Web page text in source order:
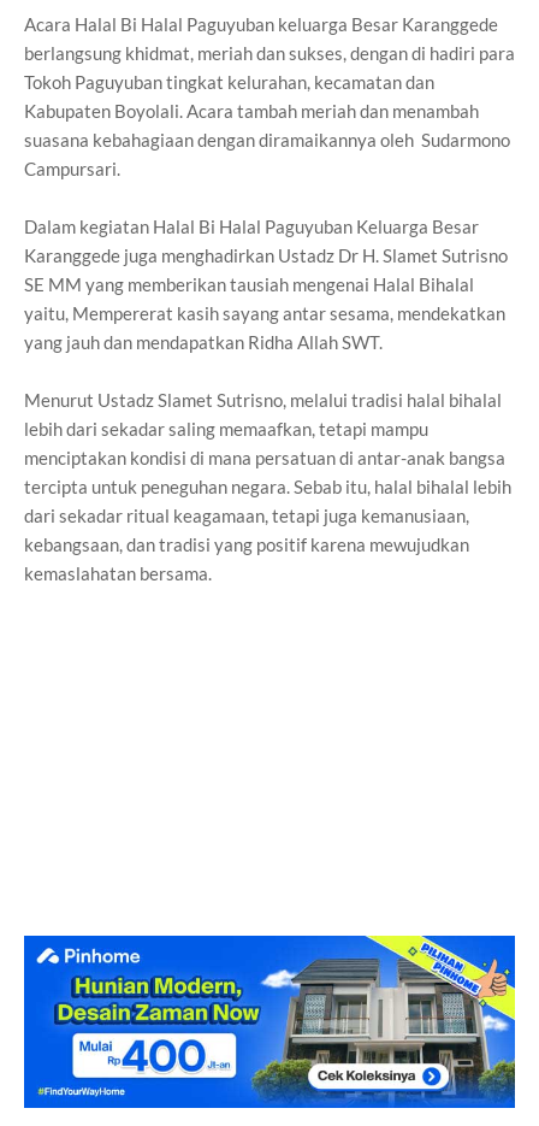
Acara Halal Bi Halal Paguyuban keluarga Besar Karanggede
berlangsung khidmat, meriah dan sukses, dengan di hadiri para
Tokoh Paguyuban tingkat kelurahan, kecamatan dan
Kabupaten Boyolali. Acara tambah meriah dan menambah
suasana kebahagiaan dengan diramaikannya oleh Sudarmono
Campursari.
Dalam kegiatan Halal Bi Halal Paguyuban Keluarga Besar
Karanggede juga menghadirkan Ustadz Dr H. Slamet Sutrisno
SE MM yang memberikan tausiah mengenai Halal Bihalal
yaitu, Mempererat kasih sayang antar sesama, mendekatkan
yang jauh dan mendapatkan Ridha Allah SWT.
Menurut Ustadz Slamet Sutrisno, melalui tradisi halal bihalal
lebih dari sekadar saling memaafkan, tetapi mampu
menciptakan kondisi di mana persatuan di antar-anak bangsa
tercipta untuk peneguhan negara. Sebab itu, halal bihalal lebih
dari sekadar ritual keagamaan, tetapi juga kemanusiaan,
kebangsaan, dan tradisi yang positif karena mewujudkan
kemaslahatan bersama.